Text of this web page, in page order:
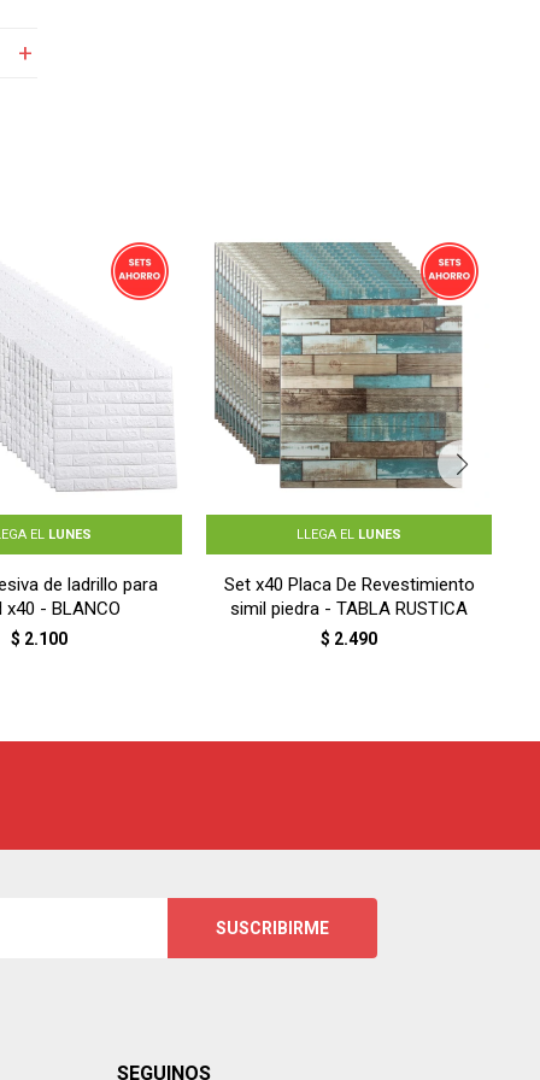
EL LUNES
de ladrillo para
x40 - BLANCO
$ 2.100
LLEGA EL LUNES
Set x40 Placa De Revestimiento
simil piedra - TABLA RUSTICA
$ 2.490
SUSCRIBIRME
SEGUINOS